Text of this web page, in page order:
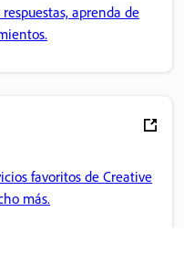
aprenda de
favoritos de Creative
más.